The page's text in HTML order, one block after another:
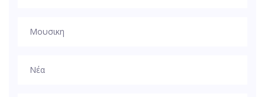
Μουσικη
Νέα